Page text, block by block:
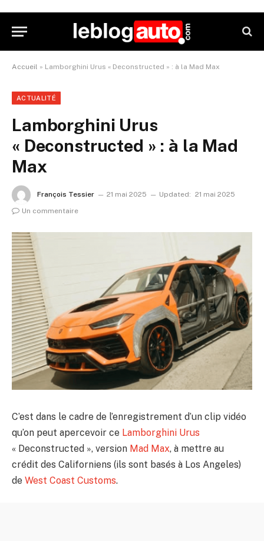
Accueil » Lamborghini Urus « Deconstructed » : à la Mad Max
ACTUALITÉ
Lamborghini Urus
« Deconstructed » : à la Mad
Max
François Tessier 21 mai 2025 Updated: 21 mai 2025
Un commentaire
C’est dans le cadre de l’enregistrement d’un clip vidéo
qu’on peut apercevoir ce Lamborghini Urus
« Deconstructed », version Mad Max, à mettre au
crédit des Californiens (ils sont basés à Los Angeles)
de West Coast Customs.